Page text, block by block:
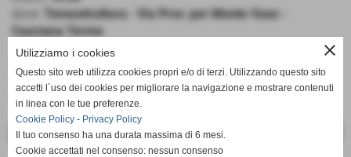
Tensostruttura - Via Prov. per Monte Vaso -
Casciana Terme
Pol. Casciana Terme - Pall. Castelfranco Frogs
Under 13
Girone G
<< PRECEDENTE
close
Utilizziamo i cookies
Questo sito web utilizza cookies propri e/o di terzi. Utilizzando questo sito
accetti l´uso dei cookies per migliorare la navigazione e mostrare contenuti
in linea con le tue preferenze.
Cookie Policy - Privacy Policy
Il tuo consenso ha una durata massima di 6 mesi.
Cookie accettati nel consenso: nessun consenso